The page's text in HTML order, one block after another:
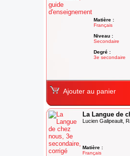
Matière :
Français
Niveau :
Secondaire
Degré :
3e secondaire
Ajouter au panier
La Langue de
Lucien Galipeault,
Matière :
Français